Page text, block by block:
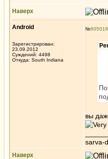
Наверх
Android
Зарегистрирован:
23.09.2012
Суждений: 4498
Откуда: South Indiana
№605019
вы
sarva-
Наверх